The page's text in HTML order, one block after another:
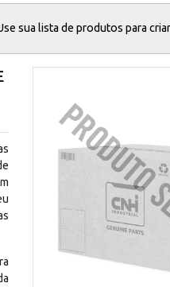
sua lista de produtos para